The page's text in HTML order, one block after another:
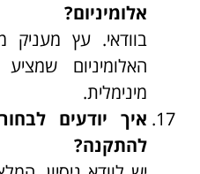
אלומיניום?
בוודאי. עץ
האלומיניום
מינימלית.
איך יודעים
להתקנה?